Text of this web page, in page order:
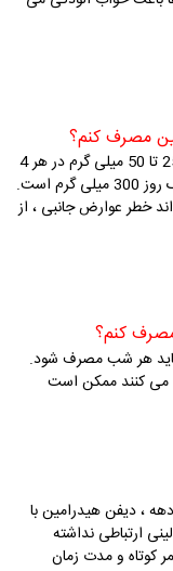
برای بزرگسالان و نوجوانان ، دوز دیفن هیدرامین 25 تا 50 میلی گرم در هر 4
است.
خطر عوارض جانبی ، از
کنم؟
هر شب مصرف شود.
می کنند ممکن است
، دیفن هیدرامین با
ارتباطی نداشته
کوتاه و مدت زمان